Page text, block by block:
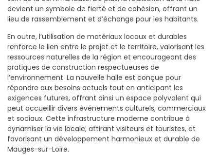
devient un symbole de fierté et de cohésion, offrant un
lieu de rassemblement et d’échange pour les habitants.
En outre, l’utilisation de matériaux locaux et durables
renforce le lien entre le projet et le territoire, valorisant les
ressources naturelles de la région et encourageant des
pratiques de construction respectueuses de
l’environnement. La nouvelle halle est conçue pour
répondre aux besoins actuels tout en anticipant les
exigences futures, offrant ainsi un espace polyvalent qui
peut accueillir divers événements culturels, commerciaux
et sociaux. Cette infrastructure moderne contribue à
dynamiser la vie locale, attirant visiteurs et touristes, et
favorisant un développement harmonieux et durable de
Mauges-sur-Loire.